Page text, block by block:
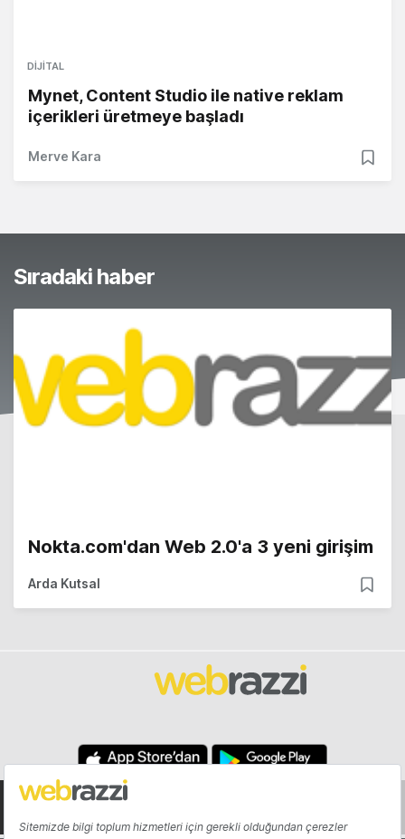
DIJITAL
Mynet, Content Studio ile native reklam
içerikleri üretmeye başladı
Merve Kara
Sıradaki haber
Nokta.com'dan Web 2.0'a 3 yeni girişim
Arda Kutsal